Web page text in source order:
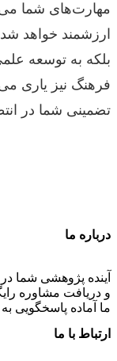
مهارت‌های شما
ارزشمند خواهد
بلکه به توسعه
فرهنگ نیز یاری
تضمینی شما در
درباره ما
آینده پژوهشی شما
و دریافت مشاوره
ما آماده پاسخگویی
ارتباط با ما